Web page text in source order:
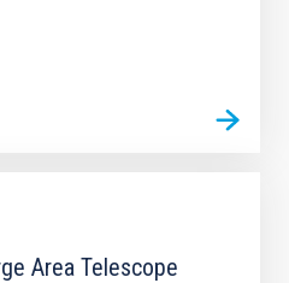
Area Telescope